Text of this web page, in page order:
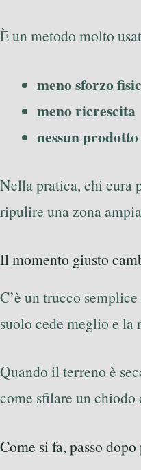
È un metodo molto
meno sforzo
meno ricrescita
nessun
Nella pratica, chi cura
ripulire una zona
Il momento giusto
C’è un trucco
suolo cede meglio e la
Quando il terreno è
come sfilare un
Come si fa, passo dopo